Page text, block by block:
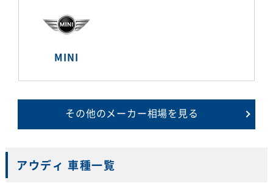
MINI
その他のメーカー相場を見る
アウディ 車種一覧